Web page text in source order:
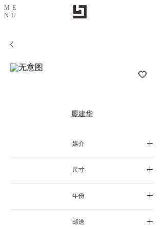
ME
NU
廖建华
媒介
尺寸
年份
邮送